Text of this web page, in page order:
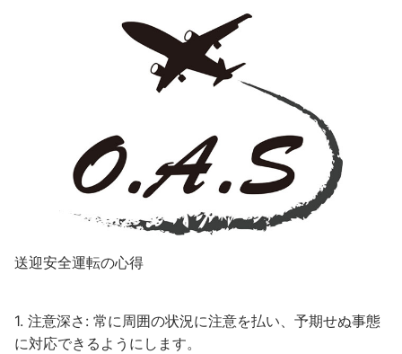
送迎安全運転の心得
1. 注意深さ: 常に周囲の状況に注意を払い、予期せぬ事態
に対応できるようにします。